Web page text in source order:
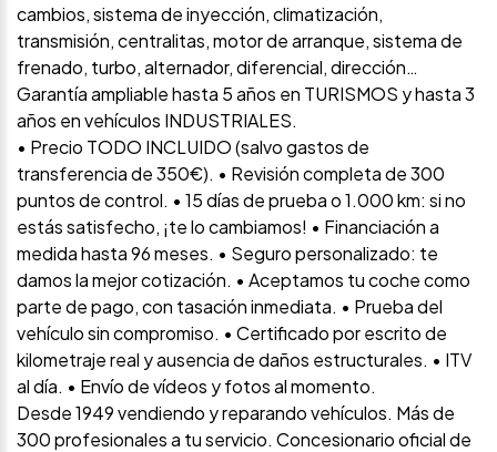
cambios, sistema de inyección, climatización,
transmisión, centralitas, motor de arranque, sistema de
frenado, turbo, alternador, diferencial, dirección…
Garantía ampliable hasta 5 años en TURISMOS y hasta 3
años en vehículos INDUSTRIALES.
• Precio TODO INCLUIDO (salvo gastos de
transferencia de 350€). • Revisión completa de 300
puntos de control. • 15 días de prueba o 1.000 km: si no
estás satisfecho, ¡te lo cambiamos! • Financiación a
medida hasta 96 meses. • Seguro personalizado: te
damos la mejor cotización. • Aceptamos tu coche como
parte de pago, con tasación inmediata. • Prueba del
vehículo sin compromiso. • Certificado por escrito de
kilometraje real y ausencia de daños estructurales. • ITV
al día. • Envío de vídeos y fotos al momento.
Desde 1949 vendiendo y reparando vehículos. Más de
300 profesionales a tu servicio. Concesionario oficial de